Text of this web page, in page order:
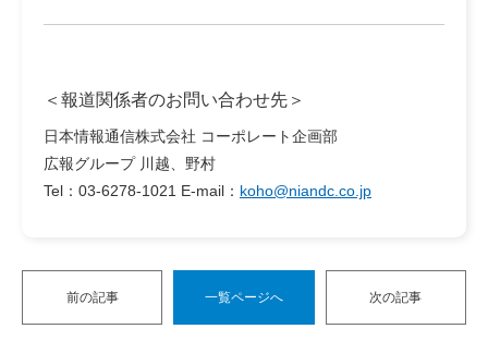
＜報道関係者のお問い合わせ先＞
日本情報通信株式会社 コーポレート企画部
広報グループ 川越、野村
Tel：03-6278-1021 E-mail： koho@niandc.co.jp
前の記事 一覧ページへ 次の記事